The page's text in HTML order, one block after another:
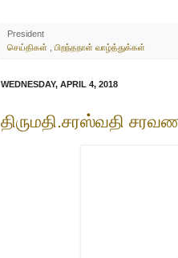
President
செய்திகள்
பிறந்தநாள் வாழ்த்துக்கள்
WEDNESDAY, APRIL 4, 2018
திருமதி.சரஸ்வதி